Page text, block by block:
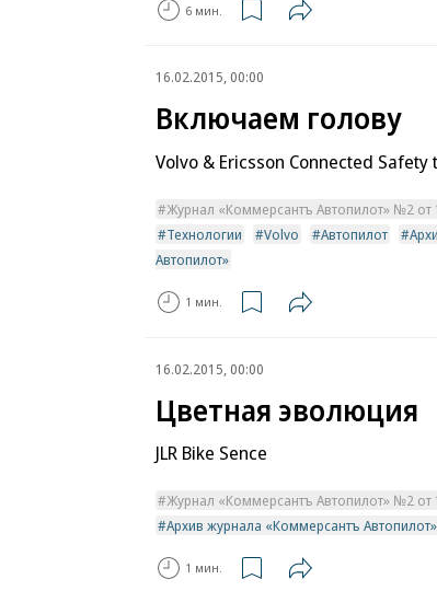
6 мин.
16.02.2015, 00:00
Включаем голову
Volvo & Ericsson Connected
Журнал «Коммерсантъ Автопилот» №2 от
Технологии
Volvo Автопилот
Автопилот»
1 мин.
16.02.2015, 00:00
Цветная эволюция
JLR Bike Sence
Журнал «Коммерсантъ Автопилот» №2 от
Архив журнала «Коммерсантъ Автопилот»
1 мин.